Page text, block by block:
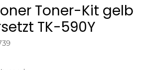
Toner-Kit gelb
TK-590Y